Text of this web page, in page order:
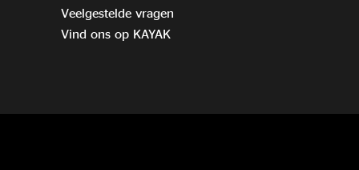
Veelgestelde vragen
Vind ons op KAYAK